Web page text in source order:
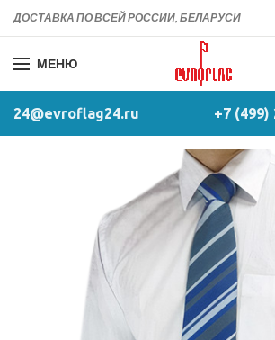
ДОСТАВКА ПО ВСЕЙ РОССИИ, БЕЛАРУСИ
МЕНЮ
24@evroflag24.ru +7 (499)